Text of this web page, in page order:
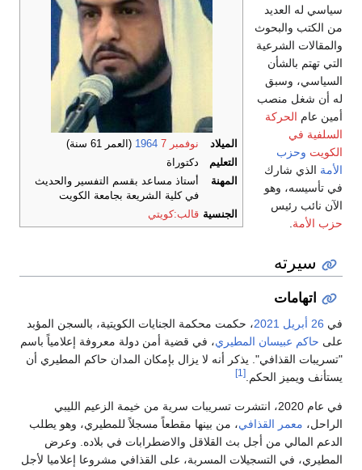
الميلاد نوفمبر 7 1964 (العمر 61 سنة)
التعليم
دكتوراة
المهنة
أستاذ مساعد بقسم التفسير والحديث
في كلية الشريعة بجامعة الكويت
الجنسية قالب:كويتي
سياسي له العديد
من الكتب والبحوث
والمقالات الشرعية
التي تهتم بالشأن
السياسي، وسبق
له أن شغل منصب
أمين عام الحركة
السلفية في
الكويت وحزب
الأمة الذي شارك
في تأسيسه، وهو
الآن نائب رئيس
حزب الأمة
سيرته
اتهامات
في 26 أبريل 2021، حكمت محكمة الجنايات الكويتية، بالسجن المؤبد
على حاكم عبيسان المطيري، في قضية أمن دولة معروفة إعلامياً باسم
"تسريبات القذافي". يذكر أنه لا يزال بإمكان المدان حاكم المطيري أن
يستأنف ويميز الحكم. [1]
في عام 2020، انتشرت تسريبات سرية من خيمة الزعيم الليبي
الراحل، معمر القذافي، من بينها مقطعاً مسجلاً للمطيري، وهو يطلب
الدعم المالي من أجل بث القلاقل والاضطرابات في بلاده. وعرض
المطيري، في التسجيلات المسربة، على القذافي مشروعا إعلاميا لأجل